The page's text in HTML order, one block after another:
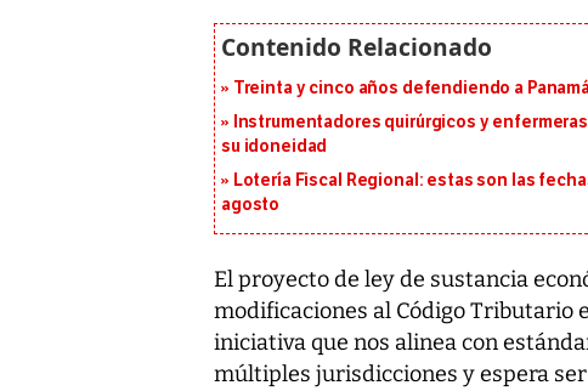
Treinta y cinco años defendiendo a Panamá
Instrumentadores quirúrgicos y
su idoneidad
Lotería Fiscal Regional: estas son las
agosto
El proyecto de ley de sustancia
modificaciones al Código Tributario
iniciativa que nos alinea con
múltiples jurisdicciones y espera